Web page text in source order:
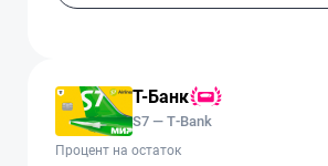
Т-Банк
S7 — T‑Bank
Процент на остаток